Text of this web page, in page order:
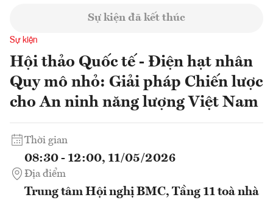
Sự kiện đã kết thúc
Sự kiện
Hội thảo Quốc tế - Điện hạt nhân
Quy mô nhỏ: Giải pháp Chiến lược
cho An ninh năng lượng Việt Nam
Thời gian
08:30 - 12:00, 11/05/2026
Địa điểm
Trung tâm Hội nghị BMC, Tầng 11 toà nhà